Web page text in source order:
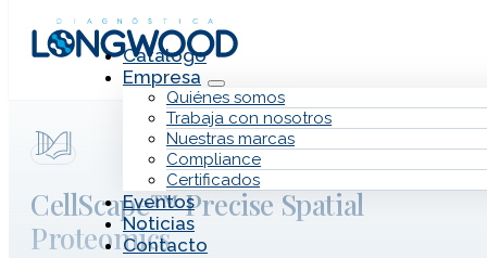
Saltar al contenido principal
Catálogo
Empresa
Quiénes somos
Trabaja con nosotros
Nuestras marcas
Compliance
Certificados
Eventos
Noticias
Contacto
CellScape™ Precise Spatial
Proteomics